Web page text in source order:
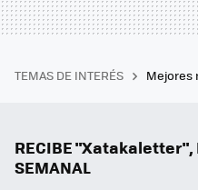
TEMAS DE INTERÉS Mejores
RECIBE "Xatakaletter",
SEMANAL